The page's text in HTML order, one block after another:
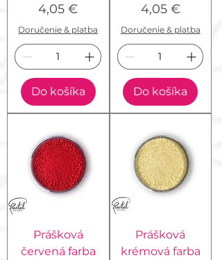
Cena
4,05 €
Doručenie & platba
Do košíka
Cena
4,05 €
Doručenie & platba
Do košíka
Prášková
červená farba
Prášková
krémová farba